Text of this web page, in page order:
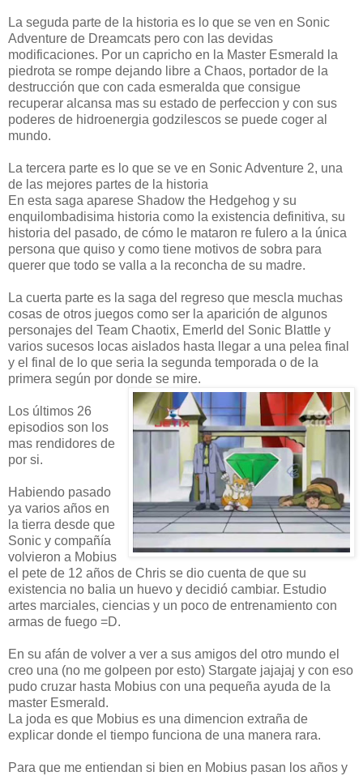
La seguda parte de la historia es lo que se ven en Sonic
Adventure de Dreamcats pero con las devidas
modificaciones. Por un capricho en la Master Esmerald la
piedrota se rompe dejando libre a Chaos, portador de la
destrucción que con cada esmeralda que consigue
recuperar alcansa mas su estado de perfeccion y con sus
poderes de hidroenergia godzilescos se puede coger al
mundo.
La tercera parte es lo que se ve en Sonic Adventure 2, una
de las mejores partes de la historia
En esta saga aparese Shadow the Hedgehog y su
enquilombadisima historia como la existencia definitiva, su
historia del pasado, de cómo le mataron re fulero a la única
persona que quiso y como tiene motivos de sobra para
querer que todo se valla a la reconcha de su madre.
La cuerta parte es la saga del regreso que mescla muchas
cosas de otros juegos como ser la aparición de algunos
personajes del Team Chaotix, Emerld del Sonic Blattle y
varios sucesos locas aislados hasta llegar a una pelea final
y el final de lo que seria la segunda temporada o de la
primera según por donde se mire.
Los últimos 26
episodios son los
mas rendidores de
por si.
Habiendo pasado
ya varios años en
la tierra desde que
Sonic y compañía
volvieron a Mobius
el pete de 12 años de Chris se dio cuenta de que su
existencia no balia un huevo y decidió cambiar. Estudio
artes marciales, ciencias y un poco de entrenamiento con
armas de fuego =D.
En su afán de volver a ver a sus amigos del otro mundo el
creo una (no me golpeen por esto) Stargate jajajaj y con eso
pudo cruzar hasta Mobius con una pequeña ayuda de la
master Esmerald.
La joda es que Mobius es una dimencion extraña de
explicar donde el tiempo funciona de una manera rara.
Para que me entiendan si bien en Mobius pasan los años y